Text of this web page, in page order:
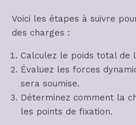
Voici les étapes à suivre
des charges :
Calculez le poids total de
Évaluez les forces
sera soumise.
Déterminez comment la
les points de fixation.